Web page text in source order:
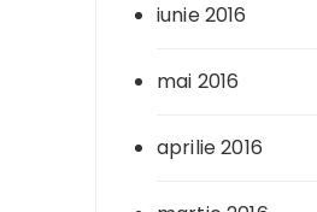
iunie 2016
mai 2016
aprilie 2016